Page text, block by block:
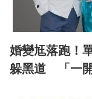
婚變尪落跑！
躲黑道 「一